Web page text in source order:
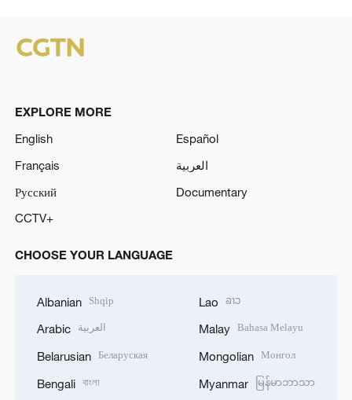
EXPLORE MORE
English
Español
Français
العربية
Русский
Documentary
CCTV+
CHOOSE YOUR LANGUAGE
Albanian Shqip
Arabic العربية
Belarusian Беларуская
Bengali বাংলা
Lao ລາວ
Malay Bahasa Melayu
Mongolian Монгол
Myanmar မြန်မာဘာသာ